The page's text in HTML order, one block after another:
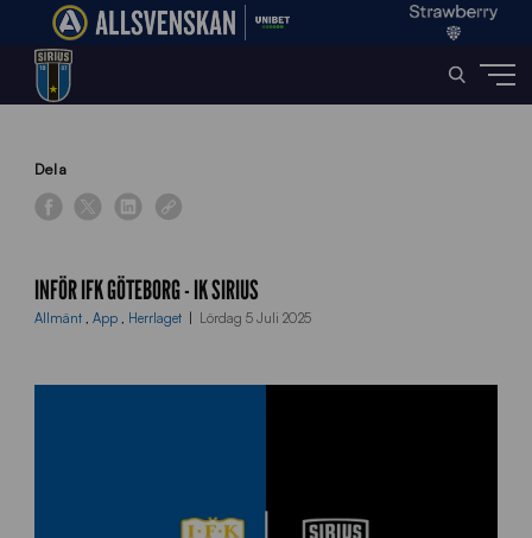
Home»
Dela
INFÖR IFK GÖTEBORG - IK SIRIUS
Allmänt , App , Herrlaget Lördag 5 Juli 2025